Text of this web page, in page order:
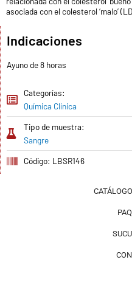
asociada con el colesterol ‘malo’
Indicaciones
Ayuno de 8 horas
Categorías:
Química Clínica
Tipo de muestra:
Sangre
Código: LBSR146